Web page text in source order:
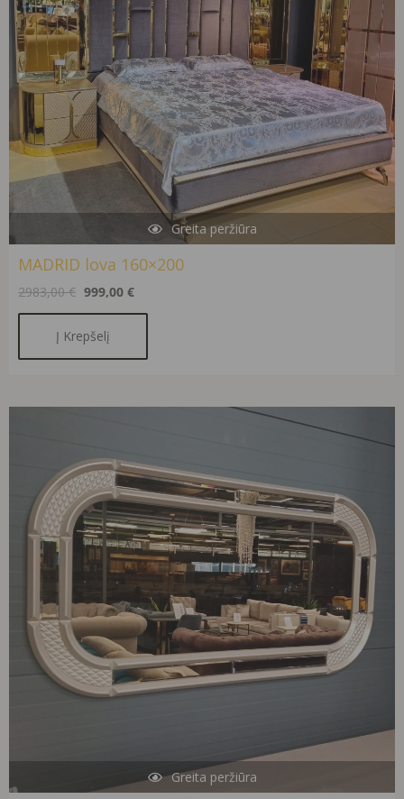
Greita peržiūra
MADRID lova 160×200
2983,00€ 999,00 €
Į Krepšelį
Greita peržiūra
531,00 €.425,00 €.